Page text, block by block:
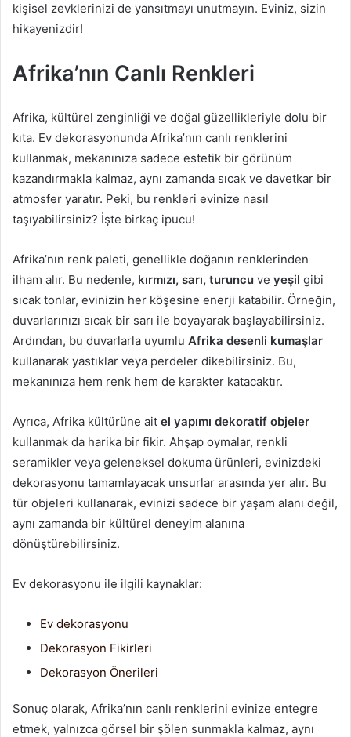
kişisel zevklerinizi de yansıtmayı unutmayın. Eviniz, sizin
hikayenizdir!
Afrika’nın Canlı Renkleri
Afrika, kültürel zenginliği ve doğal güzellikleriyle dolu bir
kıta. Ev dekorasyonunda Afrika’nın canlı renklerini
kullanmak, mekanınıza sadece estetik bir görünüm
kazandırmakla kalmaz, aynı zamanda sıcak ve davetkar bir
atmosfer yaratır. Peki, bu renkleri evinize nasıl
taşıyabilirsiniz? İşte birkaç ipucu!
Afrika’nın renk paleti, genellikle doğanın renklerinden
ilham alır. Bu nedenle, kırmızı, sarı, turuncu ve yeşil gibi
sıcak tonlar, evinizin her köşesine enerji katabilir. Örneğin,
duvarlarınızı sıcak bir sarı ile boyayarak başlayabilirsiniz.
Ardından, bu duvarlarla uyumlu Afrika desenli kumaşlar
kullanarak yastıklar veya perdeler dikebilirsiniz. Bu,
mekanınıza hem renk hem de karakter katacaktır.
Ayrıca, Afrika kültürüne ait el yapımı dekoratif objeler
kullanmak da harika bir fikir. Ahşap oymalar, renkli
seramikler veya geleneksel dokuma ürünleri, evinizdeki
dekorasyonu tamamlayacak unsurlar arasında yer alır. Bu
tür objeleri kullanarak, evinizi sadece bir yaşam alanı değil,
aynı zamanda bir kültürel deneyim alanına
dönüştürebilirsiniz.
Ev dekorasyonu ile ilgili kaynaklar:
Ev dekorasyonu
Dekorasyon Fikirleri
Dekorasyon Önerileri
Sonuç olarak, Afrika’nın canlı renklerini evinize entegre
etmek, yalnızca görsel bir şölen sunmakla kalmaz, aynı